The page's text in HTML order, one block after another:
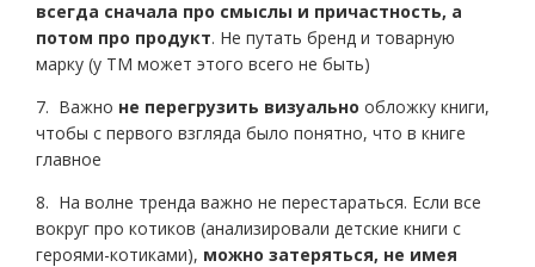
всегда сначала про смыслы и причастность, а
потом про продукт. Не путать бренд и товарную
марку (у ТМ может этого всего не быть)
7. Важно не перегрузить визуально обложку книги,
чтобы с первого взгляда было понятно, что в книге
главное
8. На волне тренда важно не перестараться. Если все
вокруг про котиков (анализировали детские книги с
героями-котиками), можно затеряться, не имея